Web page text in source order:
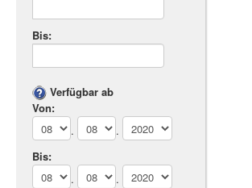
Bis:
Verfügbar ab
Von:
.
.
Bis:
.
.